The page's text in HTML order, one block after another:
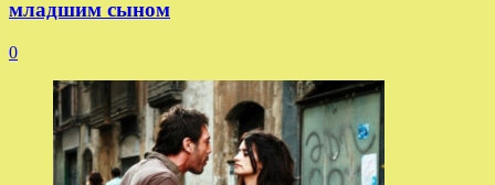
младшим сыном
0